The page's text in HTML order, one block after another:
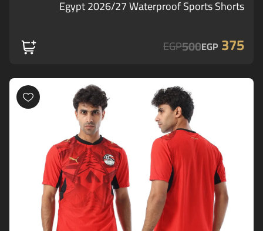
Egypt 2026/27 Waterproof Sports Shorts
375
EGP
500
EGP